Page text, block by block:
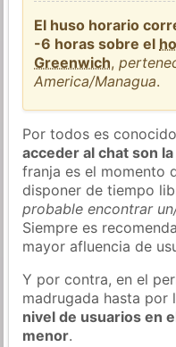
El huso horario
-6 horas sobre el
Greenwich,
America/Managua.
Por todos es
acceder al chat son
franja es el momento
disponer de tiempo
probable encontrar
Siempre es
mayor afluencia de
Y por contra, en el
madrugada hasta
nivel de usuarios en
menor.